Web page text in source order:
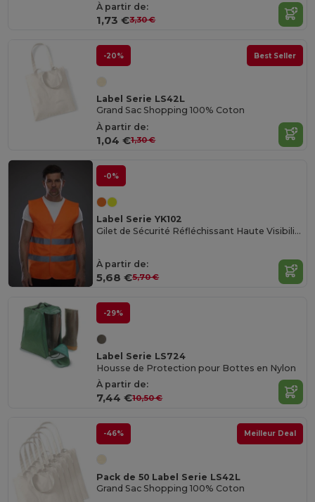
À partir de:
1,73 €3,30 €
-20% Best Seller
Label Serie LS42L
Grand Sac Shopping 100% Coton
À partir de:
1,04 €1,30 €
-0%
Label Serie YK102
Gilet de Sécurité Réfléchissant Haute Visibilité
À partir de:
5,68 €5,70 €
-29%
Label Serie LS724
Housse de Protection pour Bottes en Nylon
À partir de:
7,44 €10,50 €
-46% Meilleur Deal
Pack de 50 Label Serie LS42L
Grand Sac Shopping 100% Coton